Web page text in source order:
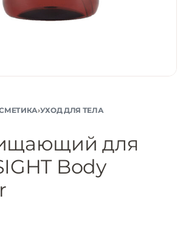
›УХОД ДЛЯ ТЕЛА
для
Body